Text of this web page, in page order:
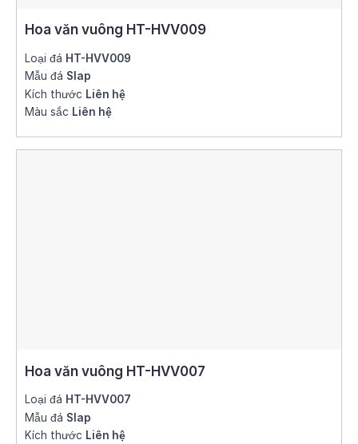
Hoa văn vuông HT-HVV009
Loại đá HT-HVV009
Mẫu đá Slap
Kích thước Liên hệ
Màu sắc Liên hệ
Hoa văn vuông HT-HVV007
Loại đá HT-HVV007
Mẫu đá Slap
Kích thước Liên hệ